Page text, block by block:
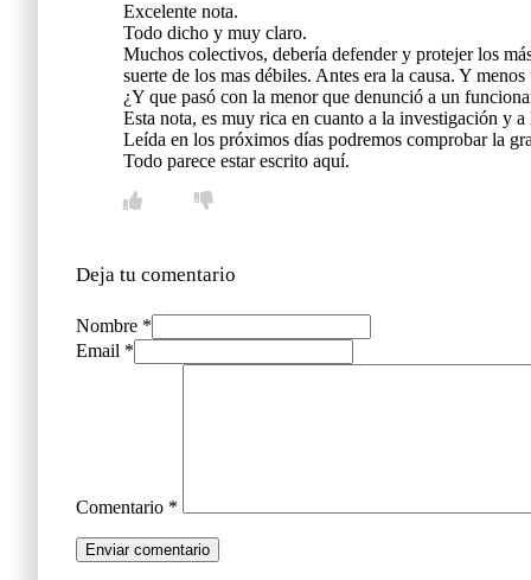
Excelente nota.
Todo dicho y muy claro.
Muchos colectivos, debería defender y protejer los
suerte de los mas débiles. Antes era la causa. Y
¿Y que pasó con la menor que denunció a un
Esta nota, es muy rica en cuanto a la investigación y
Leída en los próximos días podremos comprobar la
Todo parece estar escrito aquí.
Deja tu comentario
Nombre *
Email *
Comentario *